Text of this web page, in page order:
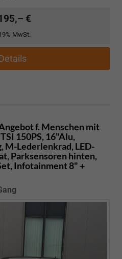
€
MwSt.
drucken
f. Menschen mit
150PS, 16"Alu,
M-Lederlenkrad, LED-
Parksensoren hinten,
Infotainment 8" +